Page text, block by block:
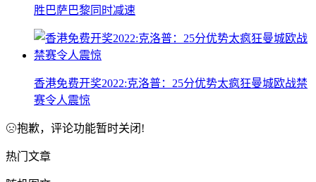
胜巴萨巴黎同时减速
香港免费开奖2022:克洛普：25分优势太疯狂曼城欧战禁
赛令人震惊
抱歉，评论功能暂时关闭!
热门文章